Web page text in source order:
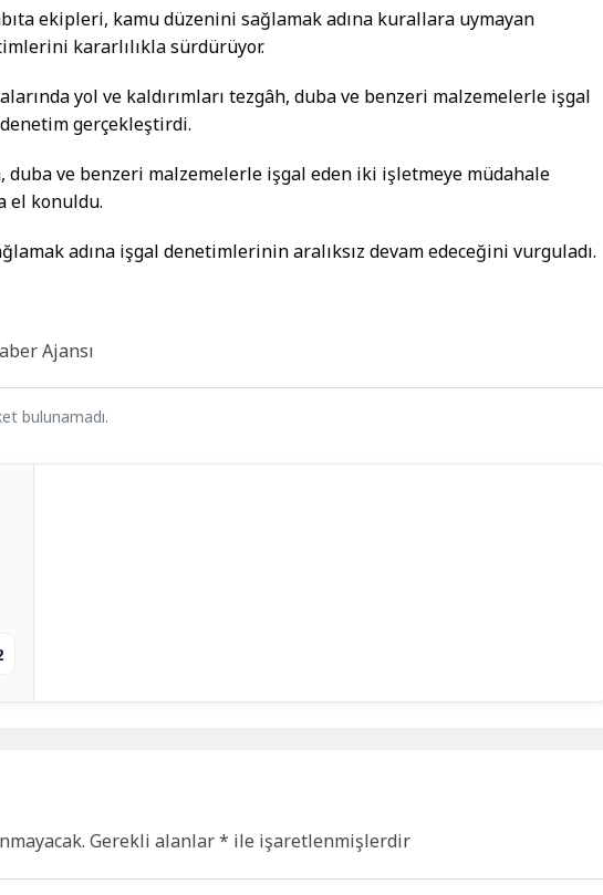
ekipleri, kamu düzenini sağlamak adına kurallara uymayan
kararlılıkla sürdürüyor.
yol ve kaldırımları tezgâh, duba ve benzeri malzemelerle işgal
gerçekleştirdi.
duba ve benzeri malzemelerle işgal eden iki işletmeye müdahale
el konuldu.
adına işgal denetimlerinin aralıksız devam edeceğini vurguladı.
Ajansı
bulunamadı.
Gerekli alanlar* ile işaretlenmişlerdir